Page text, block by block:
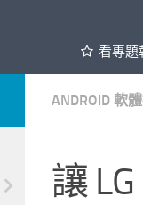
看專題
ANDROID 軟
讓